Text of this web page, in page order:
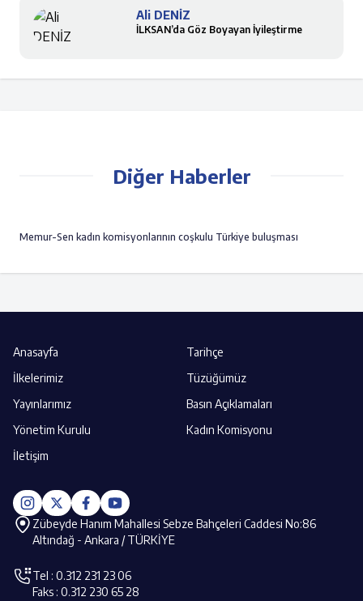
Ali DENİZ
İLKSAN’da Göz Boyayan İyileştirme
Diğer Haberler
Memur-Sen kadın komisyonlarının coşkulu Türkiye buluşması
Anasayfa
Tarihçe
İlkelerimiz
Tüzüğümüz
Yayınlarımız
Basın Açıklamaları
Yönetim Kurulu
Kadın Komisyonu
İletişim
Zübeyde Hanım Mahallesi Sebze Bahçeleri Caddesi No:86
Altındağ - Ankara / TÜRKİYE
Tel : 0.312 231 23 06
Faks : 0.312 230 65 28